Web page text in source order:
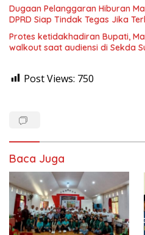
Dugaan Pelanggaran Hiburan
DPRD Siap Tindak Tegas Jika
Protes ketidakhadiran Bupati,
walkout saat audiensi di Sekda
Post Views: 750
Baca Juga